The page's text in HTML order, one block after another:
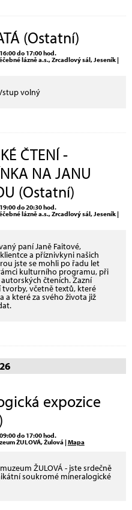
(Ostatní)
do 17:00 hod.
lázně a.s., Zrcadlový sál, Jeseník |
volný
ČTENÍ -
NA JANU
(Ostatní)
do 20:30 hod.
lázně a.s., Zrcadlový sál, Jeseník |
paní Janě Faitové,
a příznivkyni našich
jste se mohli po řadu let
kulturního programu, při
autorských čteních. Zazní
tvorby, včetně textů, které
a které za svého života již
expozice
do 17:00 hod.
ŽULOVÁ, Žulová |Mapa
ŽULOVÁ - jste srdečně
soukromé mineralogické